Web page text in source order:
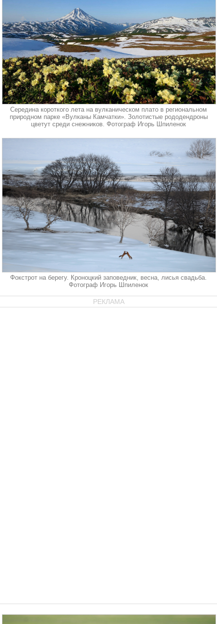
Середина короткого лета на вулканическом плато в региональном
природном парке «Вулканы Камчатки». Золотистые рододендроны
цветут среди снежников. Фотограф Игорь Шпиленок
Фокстрот на берегу. Кроноцкий заповедник, весна, лисья свадьба.
Фотограф Игорь Шпиленок
РЕКЛАМА